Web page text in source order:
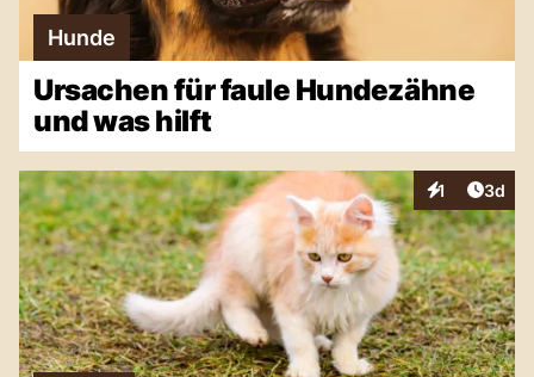
Hunde
Ursachen für faule Hundezähne
und was hilft
1
Interaktionen
3d